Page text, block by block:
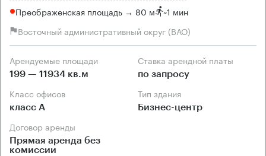
Преображенская площадь → 80 м ~1 мин
Восточный административный округ (ВАО)
Арендуемые площади
199 — 11934 кв.м
Ставка арендной платы
по запросу
Класс офисов
класс А
Тип здания
Бизнес-центр
Договор аренды
Прямая аренда без
комиссии